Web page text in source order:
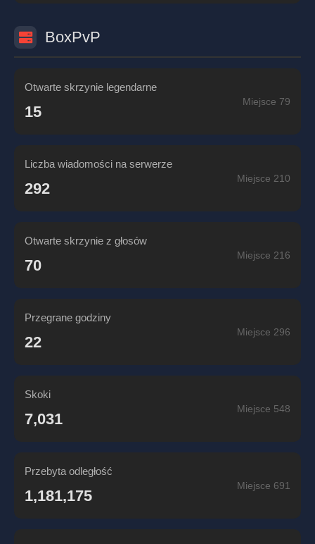
BoxPvP
Otwarte skrzynie legendarne
15
Miejsce 79
Liczba wiadomości na serwerze
292
Miejsce 210
Otwarte skrzynie z głosów
70
Miejsce 216
Przegrane godziny
22
Miejsce 296
Skoki
7,031
Miejsce 548
Przebyta odległość
1,181,175
Miejsce 691